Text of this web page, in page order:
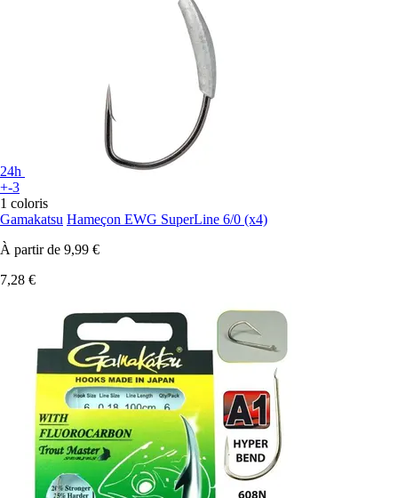
24h
+-3
1 coloris
Gamakatsu Hameçon EWG SuperLine 6/0 (x4)
À partir de 9,99 €
7,28 €